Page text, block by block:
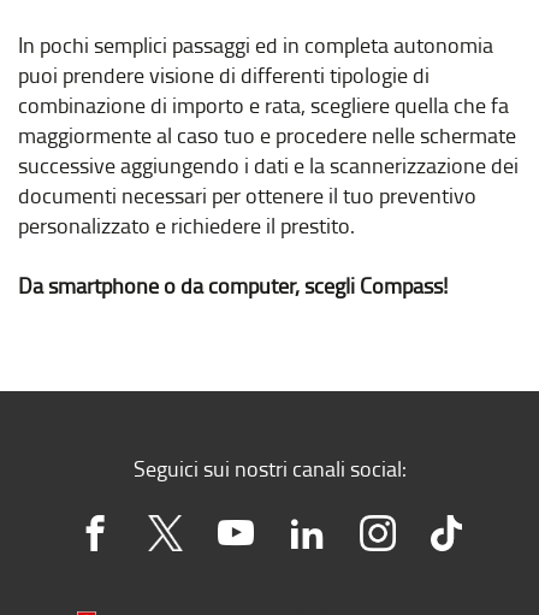
In pochi semplici passaggi ed in completa autonomia
puoi prendere visione di differenti tipologie di
combinazione di importo e rata, scegliere quella che fa
maggiormente al caso tuo e procedere nelle schermate
successive aggiungendo i dati e la scannerizzazione dei
documenti necessari per ottenere il tuo preventivo
personalizzato e richiedere il prestito.
Da smartphone o da computer, scegli Compass!
Seguici sui nostri canali social: